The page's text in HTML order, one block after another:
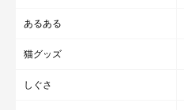
あるある
猫グッズ
しぐさ